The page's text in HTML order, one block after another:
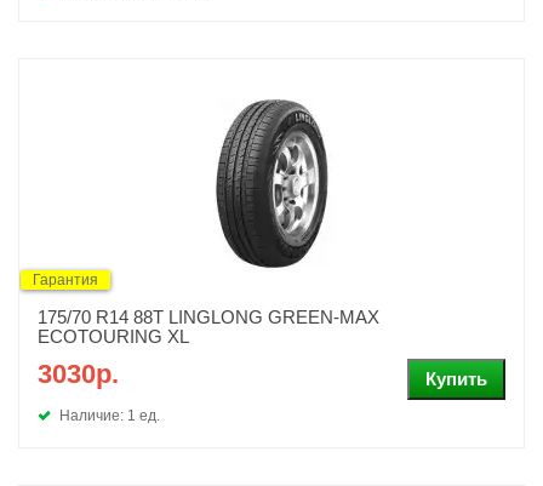
Гарантия
175/70 R14 88T LINGLONG GREEN-MAX
ECOTOURING XL
3030р.
Наличие: 1 ед.